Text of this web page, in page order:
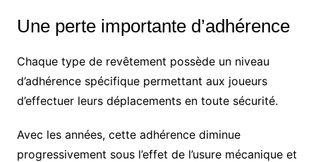
Une perte importante d’adhérence
Chaque type de revêtement possède un niveau
d’adhérence spécifique permettant aux joueurs
d’effectuer leurs déplacements en toute sécurité.
Avec les années, cette adhérence diminue
progressivement sous l’effet de l’usure mécanique et